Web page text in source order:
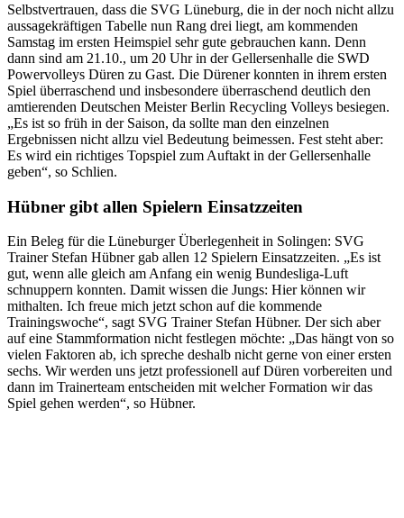
Selbstvertrauen, dass die SVG Lüneburg, die in der noch nicht allzu
aussagekräftigen Tabelle nun Rang drei liegt, am kommenden
Samstag im ersten Heimspiel sehr gute gebrauchen kann. Denn
dann sind am 21.10., um 20 Uhr in der Gellersenhalle die SWD
Powervolleys Düren zu Gast. Die Dürener konnten in ihrem ersten
Spiel überraschend und insbesondere überraschend deutlich den
amtierenden Deutschen Meister Berlin Recycling Volleys besiegen.
„Es ist so früh in der Saison, da sollte man den einzelnen
Ergebnissen nicht allzu viel Bedeutung beimessen. Fest steht aber:
Es wird ein richtiges Topspiel zum Auftakt in der Gellersenhalle
geben“, so Schlien.
Hübner gibt allen Spielern Einsatzzeiten
Ein Beleg für die Lüneburger Überlegenheit in Solingen: SVG
Trainer Stefan Hübner gab allen 12 Spielern Einsatzzeiten. „Es ist
gut, wenn alle gleich am Anfang ein wenig Bundesliga-Luft
schnuppern konnten. Damit wissen die Jungs: Hier können wir
mithalten. Ich freue mich jetzt schon auf die kommende
Trainingswoche“, sagt SVG Trainer Stefan Hübner. Der sich aber
auf eine Stammformation nicht festlegen möchte: „Das hängt von so
vielen Faktoren ab, ich spreche deshalb nicht gerne von einer ersten
sechs. Wir werden uns jetzt professionell auf Düren vorbereiten und
dann im Trainerteam entscheiden mit welcher Formation wir das
Spiel gehen werden“, so Hübner.